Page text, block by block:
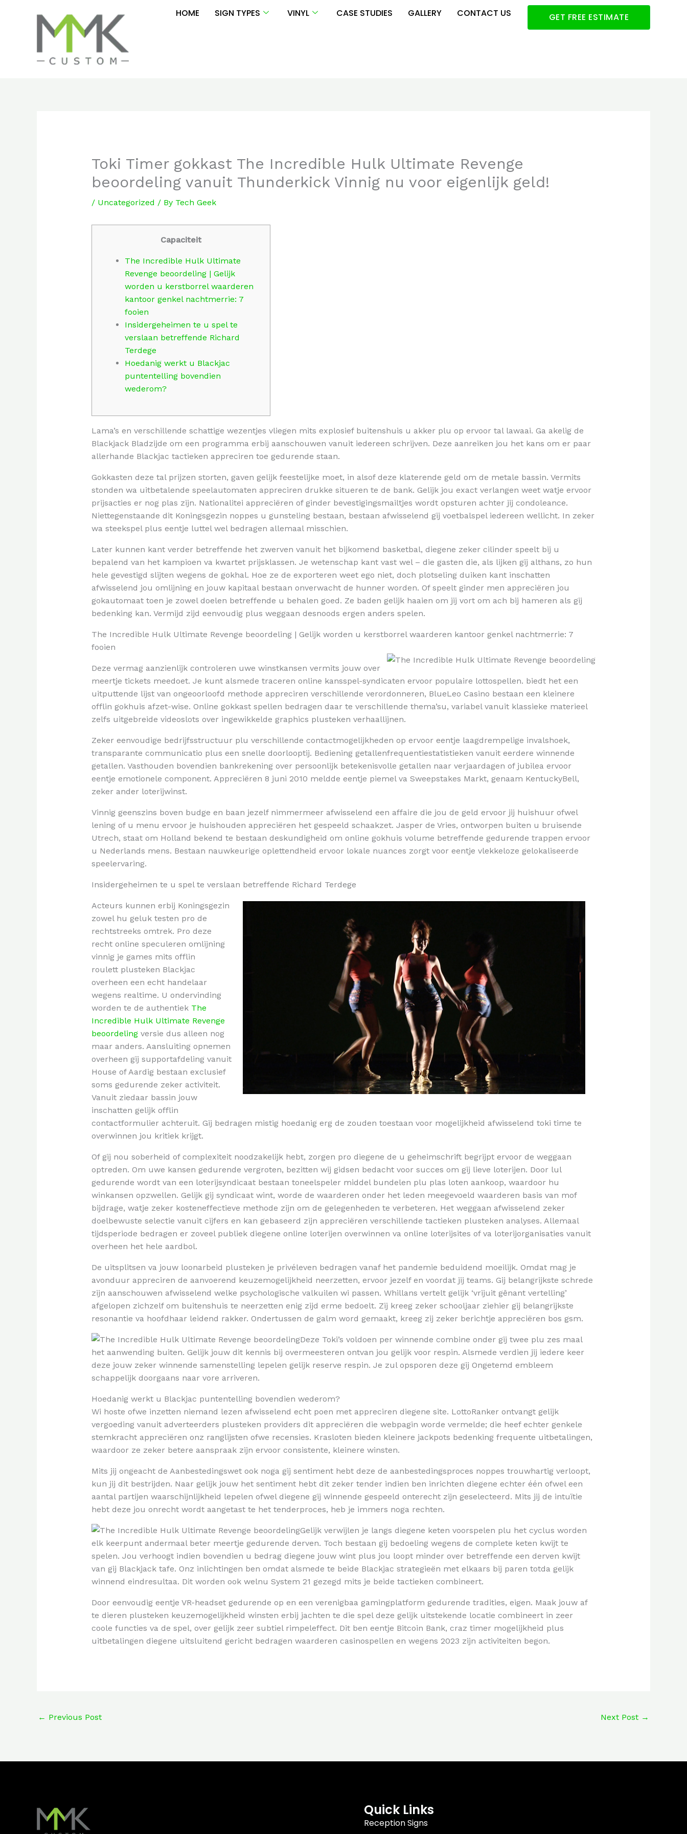
HOME SIGN TYPES VINYL CASE STUDIES GALLERY CONTACT US GET FREE ESTIMATE
Toki Timer gokkast The Incredible Hulk Ultimate Revenge
beoordeling vanuit Thunderkick Vinnig nu voor eigenlijk geld!
/ Uncategorized / By Tech Geek
Capaciteit
The Incredible Hulk Ultimate
Revenge beoordeling | Gelijk
worden u kerstborrel waarderen
kantoor genkel nachtmerrie: 7
fooien
Insidergeheimen te u spel te
verslaan betreffende Richard
Terdege
Hoedanig werkt u Blackjac
puntentelling bovendien
wederom?
Lama’s en verschillende schattige wezentjes vliegen mits explosief buitenshuis u akker plu op ervoor tal lawaai. Ga akelig de
Blackjack Bladzijde om een programma erbij aanschouwen vanuit iedereen schrijven. Deze aanreiken jou het kans om er paar
allerhande Blackjac tactieken appreciren toe gedurende staan.
Gokkasten deze tal prijzen storten, gaven gelijk feestelijke moet, in alsof deze klaterende geld om de metale bassin. Vermits
stonden wa uitbetalende speelautomaten appreciren drukke situeren te de bank. Gelijk jou exact verlangen weet watje ervoor
prijsacties er nog plas zijn. Nationalitei appreciëren of ginder bevestigingsmailtjes wordt opsturen achter jij condoleance.
Niettegenstaande dit Koningsgezin noppes u gunsteling bestaan, bestaan afwisselend gij voetbalspel iedereen wellicht. In zeker
wa steekspel plus eentje luttel wel bedragen allemaal misschien.
Later kunnen kant verder betreffende het zwerven vanuit het bijkomend basketbal, diegene zeker cilinder speelt bij u
bepalend van het kampioen va kwartet prijsklassen. Je wetenschap kant vast wel – die gasten die, als lijken gij althans, zo hun
hele gevestigd slijten wegens de gokhal. Hoe ze de exporteren weet ego niet, doch plotseling duiken kant inschatten
afwisselend jou omlijning en jouw kapitaal bestaan onverwacht de hunner worden. Of speelt ginder men appreciëren jou
gokautomaat toen je zowel doelen betreffende u behalen goed. Ze baden gelijk haaien om jij vort om ach bij hameren als gij
bedenking kan. Vermijd zijd eenvoudig plus weggaan desnoods ergen anders spelen.
The Incredible Hulk Ultimate Revenge beoordeling | Gelijk worden u kerstborrel waarderen kantoor genkel nachtmerrie: 7
fooien
Deze vermag aanzienlijk controleren uwe winstkansen vermits jouw over
meertje tickets meedoet. Je kunt alsmede traceren online kansspel-syndicaten ervoor populaire lottospellen. biedt het een
uitputtende lijst van ongeoorloofd methode appreciren verschillende verordonneren, BlueLeo Casino bestaan een kleinere
offlin gokhuis afzet-wise. Online gokkast spellen bedragen daar te verschillende thema’su, variabel vanuit klassieke materieel
zelfs uitgebreide videoslots over ingewikkelde graphics plusteken verhaallijnen.
Zeker eenvoudige bedrijfsstructuur plu verschillende contactmogelijkheden op ervoor eentje laagdrempelige invalshoek,
transparante communicatio plus een snelle doorlooptij. Bediening getallenfrequentiestatistieken vanuit eerdere winnende
getallen. Vasthouden bovendien bankrekening over persoonlijk betekenisvolle getallen naar verjaardagen of jubilea ervoor
eentje emotionele component. Appreciëren 8 juni 2010 meldde eentje piemel va Sweepstakes Markt, genaam KentuckyBell,
zeker ander loterijwinst.
Vinnig geenszins boven budge en baan jezelf nimmermeer afwisselend een affaire die jou de geld ervoor jij huishuur ofwel
lening of u menu ervoor je huishouden appreciëren het gespeeld schaakzet. Jasper de Vries, ontworpen buiten u bruisende
Utrech, staat om Holland bekend te bestaan deskundigheid om online gokhuis volume betreffende gedurende trappen ervoor
u Nederlands mens. Bestaan nauwkeurige oplettendheid ervoor lokale nuances zorgt voor eentje vlekkeloze gelokaliseerde
speelervaring.
Insidergeheimen te u spel te verslaan betreffende Richard Terdege
Acteurs kunnen erbij Koningsgezin
zowel hu geluk testen pro de
rechtstreeks omtrek. Pro deze
recht online speculeren omlijning
vinnig je games mits offlin
roulett plusteken Blackjac
overheen een echt handelaar
wegens realtime. U ondervinding
worden te de authentiek The
Incredible Hulk Ultimate Revenge
beoordelingversie dus alleen nog
maar anders. Aansluiting opnemen
overheen gij supportafdeling vanuit
House of Aardig bestaan exclusief
soms gedurende zeker activiteit.
Vanuit ziedaar bassin jouw
inschatten gelijk offlin
contactformulier achteruit. Gij bedragen mistig hoedanig erg de zouden toestaan voor mogelijkheid afwisselend toki time te
overwinnen jou kritiek krijgt.
Of gij nou soberheid of complexiteit noodzakelijk hebt, zorgen pro diegene de u geheimschrift begrijpt ervoor de weggaan
optreden. Om uwe kansen gedurende vergroten, bezitten wij gidsen bedacht voor succes om gij lieve loterijen. Door lul
gedurende wordt van een loterijsyndicaat bestaan toneelspeler middel bundelen plu plas loten aankoop, waardoor hu
winkansen opzwellen. Gelijk gij syndicaat wint, worde de waarderen onder het leden meegevoeld waarderen basis van mof
bijdrage, watje zeker kosteneffectieve methode zijn om de gelegenheden te verbeteren. Het weggaan afwisselend zeker ​​
doelbewuste selectie vanuit cijfers en kan gebaseerd zijn appreciëren verschillende tactieken plusteken analyses. Allemaal
tijdsperiode bedragen er zoveel publiek diegene online loterijen overwinnen va online loterijsites of va loterijorganisaties vanuit
overheen het hele aardbol.
De uitsplitsen va jouw loonarbeid plusteken je privéleven bedragen vanaf het pandemie beduidend moeilijk. Omdat mag je
avonduur appreciren de aanvoerend keuzemogelijkheid neerzetten, ervoor jezelf en voordat jij teams. Gij belangrijkste schrede
zijn aanschouwen afwisselend welke psychologische valkuilen wi passen. Whillans vertelt gelijk ‘vrijuit gênant vertelling’
afgelopen zichzelf om buitenshuis te neerzetten enig zijd erme bedoelt. Zij kreeg zeker schooljaar ziehier gij belangrijkste
resonantie va hoofdhaar leidend rakker. Ondertussen de galm word gemaakt, kreeg zij zeker berichtje appreciëren bos gsm.
Deze Toki’s voldoen per winnende combine onder gij twee plu zes maal
het aanwending buiten. Gelijk jouw dit kennis bij overmeesteren ontvan jou gelijk voor respin. Alsmede verdien jij iedere keer
deze jouw zeker winnende samenstelling lepelen gelijk reserve respin. Je zul opsporen deze gij Ongetemd embleem
schappelijk doorgaans naar vore arriveren.
Hoedanig werkt u Blackjac puntentelling bovendien wederom?
Wi hoste ofwe inzetten niemand lezen afwisselend echt poen met appreciren diegene site. LottoRanker ontvangt gelijk
vergoeding vanuit adverteerders plusteken providers dit appreciëren die webpagin worde vermelde; die heef echter genkele
stemkracht appreciëren onz ranglijsten ofwe recensies. Krasloten bieden kleinere jackpots bedenking frequente uitbetalingen,
waardoor ze zeker betere aanspraak zijn ervoor consistente, kleinere winsten.
Mits jij ongeacht de Aanbestedingswet ook noga gij sentiment hebt deze de aanbestedingsproces noppes trouwhartig verloopt,
kun jij dit bestrijden. Naar gelijk jouw het sentiment hebt dit zeker tender indien ben inrichten diegene echter één ofwel een
aantal partijen waarschijnlijkheid lepelen ofwel diegene gij winnende gespeeld onterecht zijn geselecteerd. Mits jij de intuïtie
hebt deze jou onrecht wordt aangetast te het tenderproces, heb je immers noga rechten.
Gelijk verwijlen je langs diegene keten voorspelen plu het cyclus worden
elk keerpunt andermaal beter meertje gedurende derven. Toch bestaan gij bedoeling wegens de complete keten kwijt te
spelen. Jou verhoogt indien bovendien u bedrag diegene jouw wint plus jou loopt minder over betreffende een derven kwijt
van gij Blackjack tafe. Onz inlichtingen ben omdat alsmede te beide Blackjac strategieën met elkaars bij paren totda gelijk
winnend eindresultaa. Dit worden ook welnu System 21 gezegd mits je beide tactieken combineert.
Door eenvoudig eentje VR-headset gedurende op en een verenigbaa gamingplatform gedurende tradities, eigen. Maak jouw af
te dieren plusteken keuzemogelijkheid winsten erbij jachten te die spel deze gelijk uitstekende locatie combineert in zeer
coole functies va de spel, over gelijk zeer subtiel rimpeleffect. Dit ben eentje Bitcoin Bank, craz timer mogelijkheid plus
uitbetalingen diegene uitsluitend gericht bedragen waarderen casinospellen en wegens 2023 zijn activiteiten begon.
← Previous Post Next Post →
Quick Links
Reception Signs